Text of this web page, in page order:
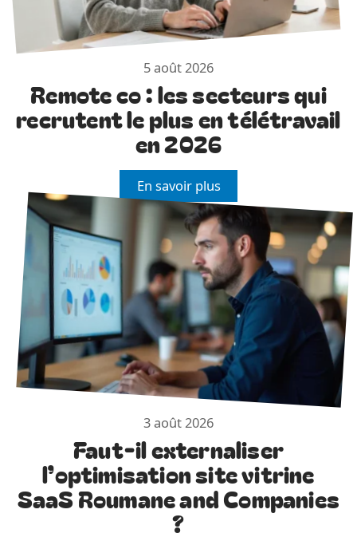
5 août 2026
Remote co : les secteurs qui
recrutent le plus en télétravail
en 2026
En savoir plus
3 août 2026
Faut-il externaliser
l’optimisation site vitrine
SaaS Roumane and Companies
?